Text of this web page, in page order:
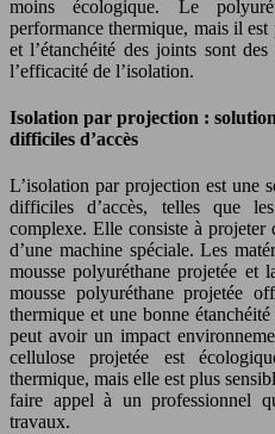
moins écologique. Le
performance thermique, mais il
et l’étanchéité des joints sont
l’efficacité de l’isolation.
Isolation par projection :
difficiles d’accès
L’isolation par projection est une
difficiles d’accès, telles que
complexe. Elle consiste à projeter
d’une machine spéciale. Les
mousse polyuréthane projetée et
mousse polyuréthane projetée
thermique et une bonne
peut avoir un impact
cellulose projetée est
thermique, mais elle est plus
faire appel à un professionnel
travaux.